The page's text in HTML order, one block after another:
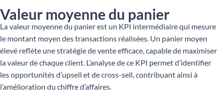
Valeur moyenne du panier
La valeur moyenne du panier est un KPI intermédiaire qui mesure
le montant moyen des transactions réalisées. Un panier moyen
élevé reflète une stratégie de vente efficace, capable de maximiser
la valeur de chaque client. L’analyse de ce KPI permet d’identifier
les opportunités d’upsell et de cross-sell, contribuant ainsi à
l’amélioration du chiffre d’affaires.